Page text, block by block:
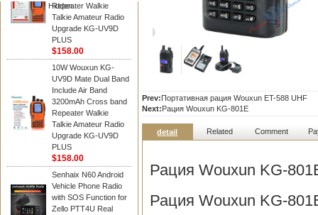
Hidden
Repeater Walkie
Talkie Amateur Radio
Upgrade KG-UV9D
PLUS
$158.00
10W Wouxun KG-
UV9D Mate Dual Band
Include Air Band
3200mAh Cross band
Repeater Walkie
Talkie Amateur Radio
Upgrade KG-UV9D
PLUS
$158.00
Senhaix N60 Android
Vehicle Phone Radio
with SOS Function for
Zello PTT4U Real
Prev:Портативная рация Wouxun ET-588 UHF
Next:Рация Wouxun KG-801E
detail Related Comment
Рация Wouxun KG-
Рация Wouxun KG-